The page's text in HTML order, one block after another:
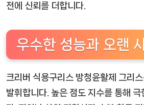
전에 신뢰를 더합니다.
우수한 성능과 오랜
크리버 식용구리스 방청윤활제 그리
발휘합니다. 높은 점도 지수를 통해